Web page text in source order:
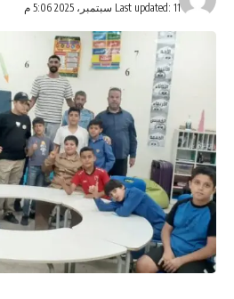
Last updated: 11 سبتمبر، 2025 5:06 م